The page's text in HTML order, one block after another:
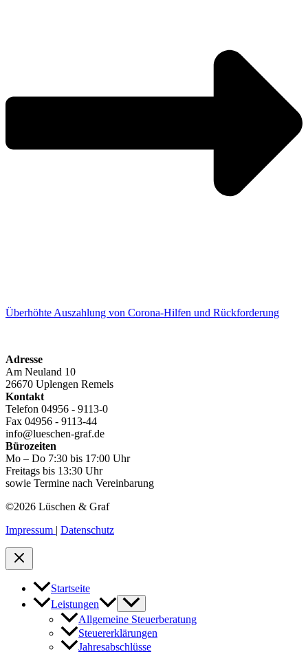
Überhöhte Auszahlung von Corona-Hilfen und Rückforderung
Adresse
Am Neuland 10
26670 Uplengen Remels
Kontakt
Telefon 04956 - 9113-0
Fax 04956 - 9113-44
info@lueschen-graf.de
Bürozeiten
Mo – Do 7:30 bis 17:00 Uhr
Freitags bis 13:30 Uhr
sowie Termine nach Vereinbarung
©2026 Lüschen & Graf
Impressum | Datenschutz
Startseite
Leistungen
Allgemeine Steuerberatung
Steuererklärungen
Jahresabschlüsse